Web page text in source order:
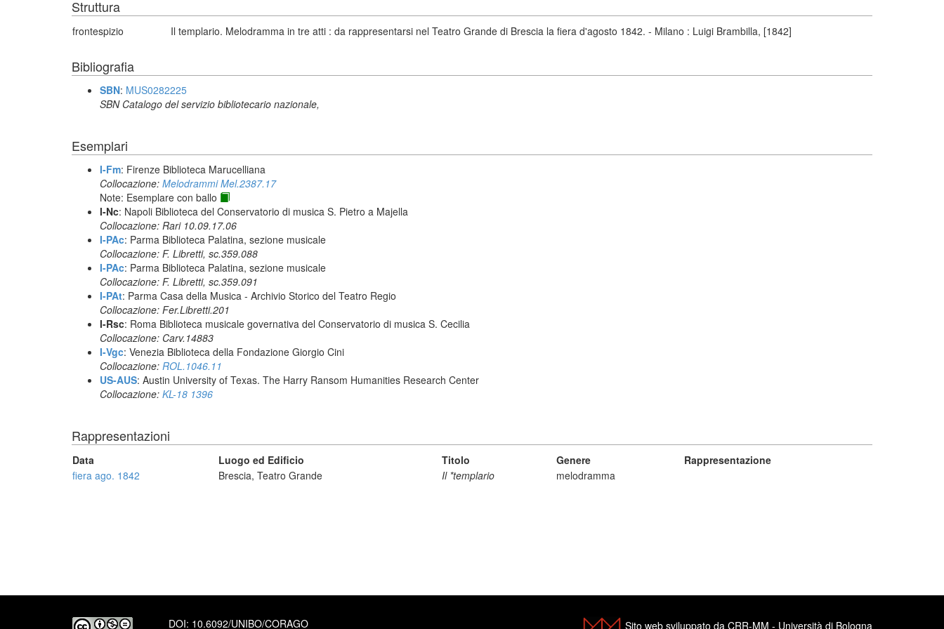
Struttura
frontespizio Il templario. Melodramma in tre atti : da rappresentarsi nel Teatro Grande di Brescia la fiera d'agosto 1842. - Milano : Luigi Brambilla, [1842]
Bibliografia
SBN: MUS0282225
SBN Catalogo del servizio bibliotecario nazionale,
Esemplari
I-Fm: Firenze Biblioteca Marucelliana
Collocazione: Melodrammi Mel.2387.17
Note: Esemplare con ballo
I-Nc: Napoli Biblioteca del Conservatorio di musica S. Pietro a Majella
Collocazione: Rari 10.09.17.06
I-PAc: Parma Biblioteca Palatina, sezione musicale
Collocazione: F. Libretti, sc.359.088
I-PAc: Parma Biblioteca Palatina, sezione musicale
Collocazione: F. Libretti, sc.359.091
I-PAt: Parma Casa della Musica - Archivio Storico del Teatro Regio
Collocazione: Fer.Libretti.201
I-Rsc: Roma Biblioteca musicale governativa del Conservatorio di musica S. Cecilia
Collocazione: Carv.14883
I-Vgc: Venezia Biblioteca della Fondazione Giorgio Cini
Collocazione: ROL.1046.11
US-AUS: Austin University of Texas. The Harry Ransom Humanities Research Center
Collocazione: KL-18 1396
Rappresentazioni
Data Luogo ed Edificio Titolo Genere
Rappresentazione
fiera ago. 1842
Brescia, Teatro Grande Il *templario melodramma
DOI: 10.6092/UNIBO/CORAGO Sito web sviluppato da CRR-MM - Università di Bologna